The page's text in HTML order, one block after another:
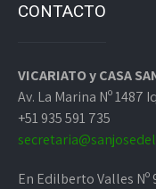
CONTACTO
VICARIATO y CASA
Av. La Marina Nº 1487
+51 935 591 735
En Edilberto Valles Nº